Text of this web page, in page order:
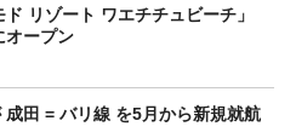
ド リゾート ワエチチュビーチ」
オープン
成田 = バリ線 を5月から新規就航